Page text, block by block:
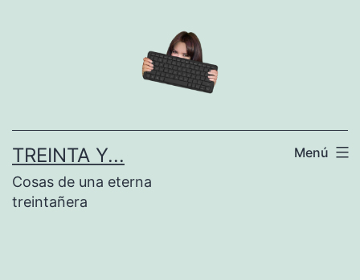
TREINTA Y...
Cosas de una eterna
treintañera
Menú